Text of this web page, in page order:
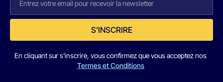
S'INSCRIRE
En cliquant sur s'inscrire, vous confirmez que vous acceptez nos
Termes et Conditions